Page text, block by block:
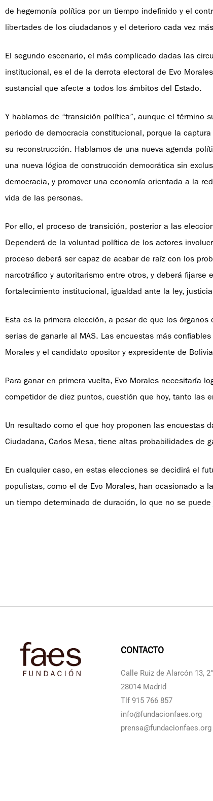
de hegemonía política por un tiempo indefinido y el
libertades de los ciudadanos y el deterioro cada vez
El segundo escenario, el más complicado dadas las
institucional, es el de la derrota electoral de Evo
sustancial que afecte a todos los ámbitos del Estado.
Y hablamos de “transición política”, aunque el término
periodo de democracia constitucional, porque la
su reconstrucción. Hablamos de una nueva agenda
una nueva lógica de construcción democrática sin
democracia, y promover una economía orientada a la
vida de las personas.
Por ello, el proceso de transición, posterior a las
Dependerá de la voluntad política de los actores
proceso deberá ser capaz de acabar de raíz con los
narcotráfico y autoritarismo entre otros, y deberá
fortalecimiento institucional, igualdad ante la ley,
Esta es la primera elección, a pesar de que los
serias de ganarle al MAS. Las encuestas más
Morales y el candidato opositor y expresidente de
Para ganar en primera vuelta, Evo Morales necesitaría
competidor de diez puntos, cuestión que hoy, tanto las
Un resultado como el que hoy proponen las encuestas
Ciudadana, Carlos Mesa, tiene altas probabilidades de
En cualquier caso, en estas elecciones se decidirá el
populistas, como el de Evo Morales, han ocasionado a
un tiempo determinado de duración, lo que no se
CONTACTO
Calle Ruiz de Alarcón 13, 2°
28014 Madrid
Tlf 915 766 857
info@fundacionfaes.org
prensa@fundacionfaes.org